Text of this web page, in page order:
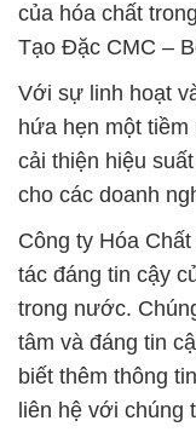
của hóa chất
Tạo Đặc CMC –
Với sự linh hoạt
hứa hẹn một
cải thiện hiệu
cho các doanh
Công ty Hóa
tác đáng tin cậy
trong nước.
tâm và đáng tin
biết thêm thông
liên hệ với chúng